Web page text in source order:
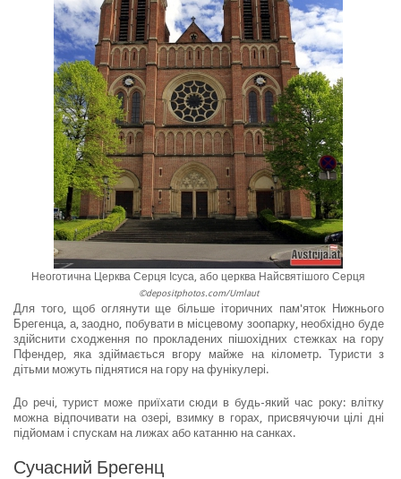
Неоготична Церква Серця Ісуса, або церква Найсвятішого Серця
©depositphotos.com/Umlaut
Для того, щоб оглянути ще більше іторичних пам'яток Нижнього
Брегенца, а, заодно, побувати в місцевому зоопарку, необхідно буде
здійснити сходження по прокладених пішохідних стежках на гору
Пфендер, яка здіймається вгору майже на кілометр. Туристи з
дітьми можуть піднятися на гору на фунікулері.
До речі, турист може приїхати сюди в будь-який час року: влітку
можна відпочивати на озері, взимку в горах, присвячуючи цілі дні
підйомам і спускам на лижах або катанню на санках.
Сучасний Брегенц